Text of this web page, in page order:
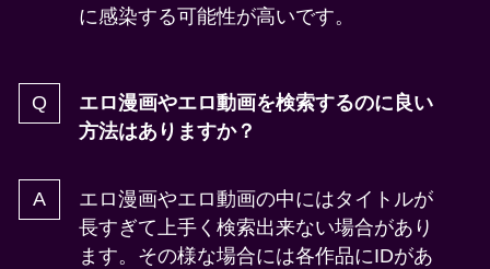
に感染する可能性が高いです。
エロ漫画やエロ動画を検索するのに良い
方法はありますか？
エロ漫画やエロ動画の中にはタイトルが
長すぎて上手く検索出来ない場合があり
ます。その様な場合には各作品にIDがあ